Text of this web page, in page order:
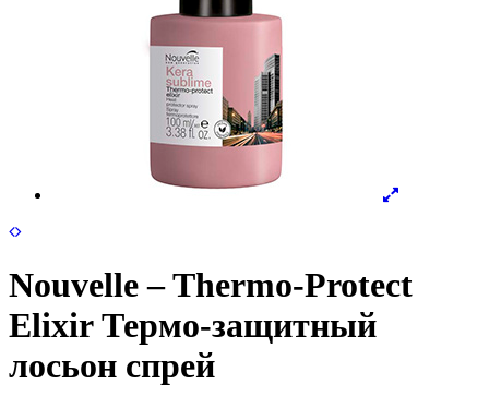
Nouvelle – Thermo-Protect
Elixir Термо-защитный
лосьон спрей